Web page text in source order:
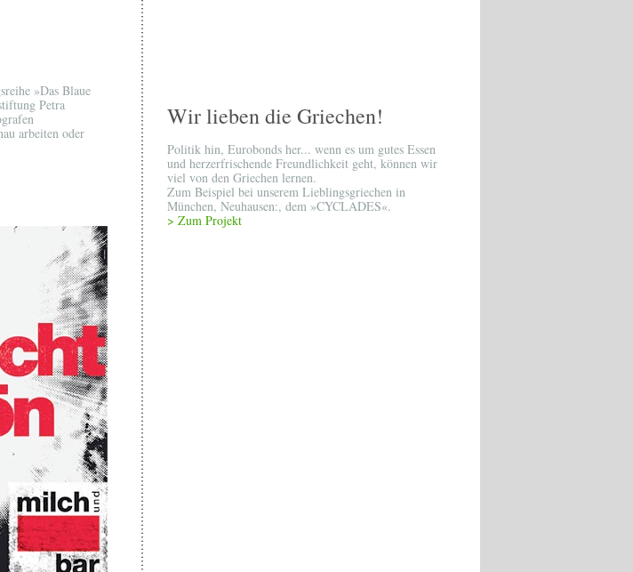
Wir lieben die Griechen!
Politik hin, Eurobonds her... wenn es um gutes Essen
und herzerfrischende Freundlichkeit geht, können wir
viel von den Griechen lernen.
Zum Beispiel bei unserem Lieblingsgriechen in
München, Neuhausen:, dem »CYCLADES«.
> Zum Projekt
»Das Blaue
Petra
arbeiten oder